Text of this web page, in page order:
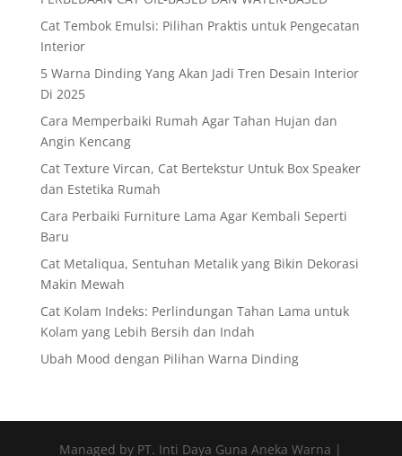
Cat Tembok Emulsi: Pilihan Praktis untuk Pengecatan
Interior
5 Warna Dinding Yang Akan Jadi Tren Desain Interior
Di 2025
Cara Memperbaiki Rumah Agar Tahan Hujan dan
Angin Kencang
Cat Texture Vircan, Cat Bertekstur Untuk Box Speaker
dan Estetika Rumah
Cara Perbaiki Furniture Lama Agar Kembali Seperti
Baru
Cat Metaliqua, Sentuhan Metalik yang Bikin Dekorasi
Makin Mewah
Cat Kolam Indeks: Perlindungan Tahan Lama untuk
Kolam yang Lebih Bersih dan Indah
Ubah Mood dengan Pilihan Warna Dinding
Managed by PT. Inti Daya Guna Aneka Warna |